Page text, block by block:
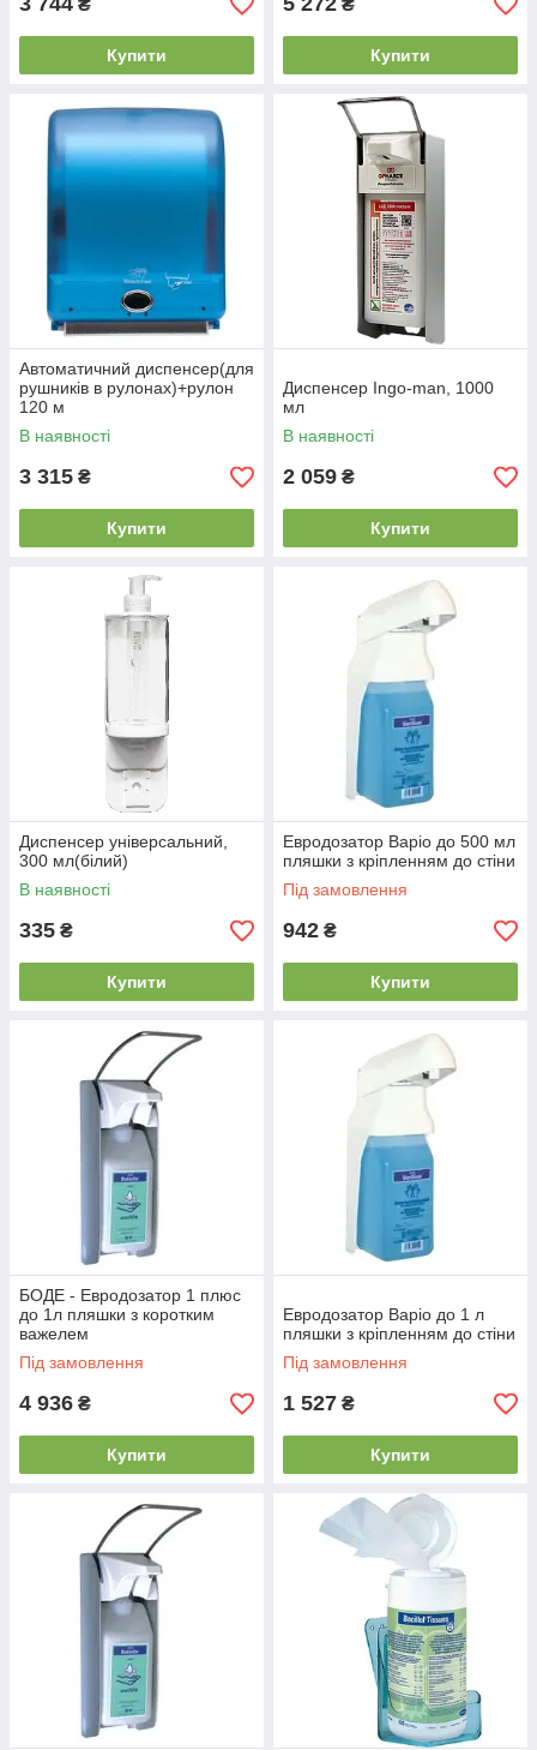
₴
Купити
₴
Купити
Автоматичний диспенсер(для
рушників в рулонах)+рулон
120 м
В наявності
3 315 ₴
Купити
Диспенсер Ingo-man, 1000
мл
В наявності
2 059 ₴
Купити
Диспенсер універсальний,
300 мл(білий)
В наявності
335 ₴
Купити
Евродозатор Варіо до 500 мл
пляшки з кріпленням до стіни
Під замовлення
942 ₴
Купити
БОДЕ - Евродозатор 1 плюс
до 1л пляшки з коротким
важелем
Під замовлення
4 936 ₴
Купити
Евродозатор Варіо до 1 л
пляшки з кріпленням до стіни
Під замовлення
1 527 ₴
Купити